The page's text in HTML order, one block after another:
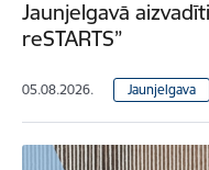
Jaunjelgavā
reSTARTS”
05.08.2026. Jaunjelgava